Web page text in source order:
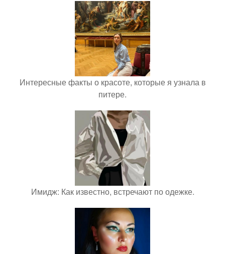
Интересные факты о красоте, которые я узнала в
питере.
Имидж: Как известно, встречают по одежке.